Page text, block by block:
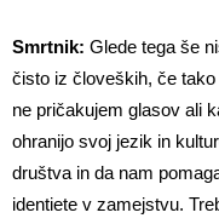
Smrtnik: Glede tega še
čisto iz človeških, če
ne pričakujem glasov ali
ohranijo svoj jezik in
društva in da nam
identiete v zamejstvu.